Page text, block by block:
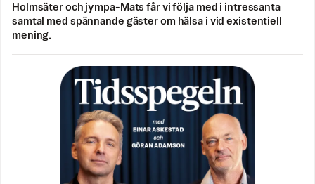
Holmsäter och jympa-Mats får vi följa med i intressanta
samtal med spännande gäster om hälsa i vid existentiell
mening.